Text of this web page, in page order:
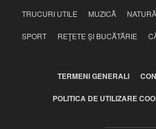
TRUCURI UTILE MUZICĂ NATURĂ
SPORT REŢETE ŞI BUCĂTĂRIE
TERMENI GENERALI
POLITICA DE UTILIZARE